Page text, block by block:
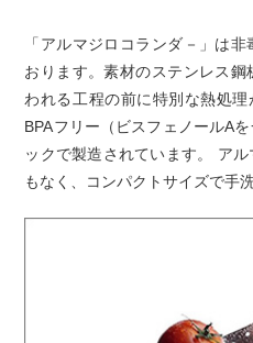
「アルマジロコランダ－」は
おります。素材のステンレス
われる工程の前に特別な熱処
BPAフリー（ビスフェノールA
ックで製造されています。 ア
もなく、コンパクトサイズで手